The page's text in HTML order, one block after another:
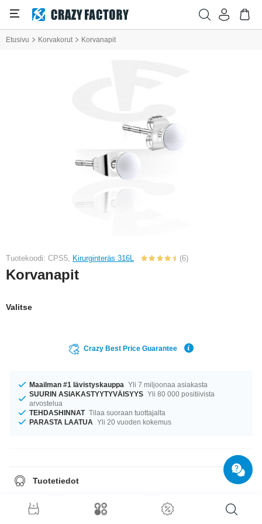
Etusivu Korvakorut Korvanapit
Tuotekoodi: CPS5, Kirurginteräs 316L (6)
Korvanapit
Valitse
Crazy Best Price Guarantee
Maailman #1 lävistyskauppa Yli 7 miljoonaa asiakasta
SUURIN ASIAKASTYYTYVÄISYYS Yli 80 000 positiivista
arvostelua
TEHDASHINNAT Tilaa suoraan tuottajalta
PARASTA LAATUA Yli 20 vuoden kokemus
Tuotetiedot
korviksia.